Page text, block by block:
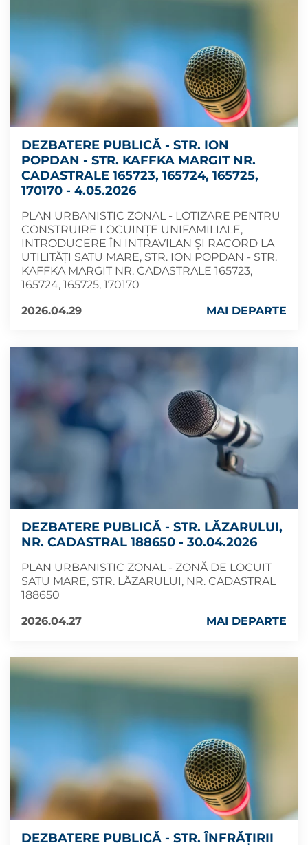
DEZBATERE PUBLICĂ - STR. ION
POPDAN - STR. KAFFKA MARGIT NR.
CADASTRALE 165723, 165724, 165725,
170170 - 4.05.2026
PLAN URBANISTIC ZONAL - LOTIZARE PENTRU
CONSTRUIRE LOCUINȚE UNIFAMILIALE,
INTRODUCERE ÎN INTRAVILAN ȘI RACORD LA
UTILITĂȚI SATU MARE, STR. ION POPDAN - STR.
KAFFKA MARGIT NR. CADASTRALE 165723,
165724, 165725, 170170
2026.04.29
MAI DEPARTE
DEZBATERE PUBLICĂ - STR. LĂZARULUI,
NR. CADASTRAL 188650 - 30.04.2026
PLAN URBANISTIC ZONAL - ZONĂ DE LOCUIT
SATU MARE, STR. LĂZARULUI, NR. CADASTRAL
188650
2026.04.27
MAI DEPARTE
DEZBATERE PUBLICĂ - STR. ÎNFRĂȚIRII